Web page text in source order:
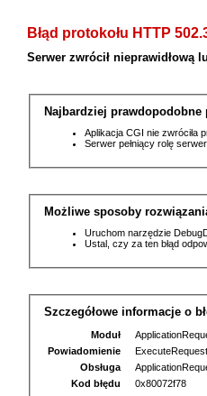
Błąd protokołu HTTP
Serwer zwrócił nieprawidłową
Najbardziej prawdopodobne
Aplikacja CGI nie zwróciła
Serwer pełniący rolę
Możliwe sposoby
Uruchom narzędzie
Ustal, czy za ten błąd
Szczegółowe informacje o
Moduł
Powiadomienie
Obsługa
Kod błędu
0x80072f78